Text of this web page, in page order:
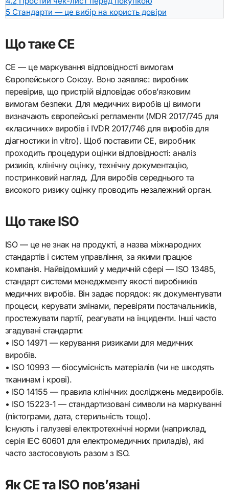
5 Стандарти — це вибір на користь довіри
Що таке CE
CE — це маркування відповідності вимогам
Європейського Союзу. Воно заявляє: виробник
перевірив, що пристрій відповідає обов’язковим
вимогам безпеки. Для медичних виробів ці вимоги
визначають європейські регламенти (MDR 2017/745 для
«класичних» виробів і IVDR 2017/746 для виробів для
діагностики in vitro). Щоб поставити CE, виробник
проходить процедури оцінки відповідності: аналіз
ризиків, клінічну оцінку, технічну документацію,
постринковий нагляд. Для виробів середнього та
високого ризику оцінку проводить незалежний орган.
Що таке ISO
ISO — це не знак на продукті, а назва міжнародних
стандартів і систем управління, за якими працює
компанія. Найвідоміший у медичній сфері — ISO 13485,
стандарт системи менеджменту якості виробників
медичних виробів. Він задає порядок: як документувати
процеси, керувати змінами, перевіряти постачальників,
простежувати партії, реагувати на інциденти. Інші часто
згадувані стандарти:
• ISO 14971 — керування ризиками для медичних
виробів.
• ISO 10993 — біосумісність матеріалів (чи не шкодять
тканинам і крові).
• ISO 14155 — правила клінічних досліджень медвиробів.
• ISO 15223-1 — стандартизовані символи на маркуванні
(піктограми, дата, стерильність тощо).
Існують і галузеві електротехнічні норми (наприклад,
серія IEC 60601 для електромедичних приладів), які
часто застосовують разом з ISO.
Як CE та ISO пов’язані